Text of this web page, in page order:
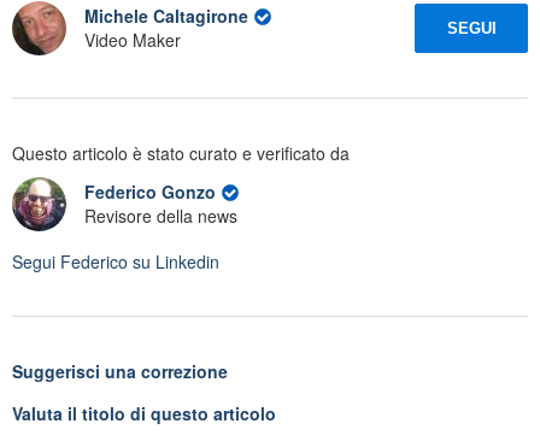
Michele Caltagirone
Video Maker
SEGUI
Questo articolo è stato curato e verificato da
Federico Gonzo
Revisore della news
Segui Federico su Linkedin
Suggerisci una correzione
Valuta il titolo di questo articolo